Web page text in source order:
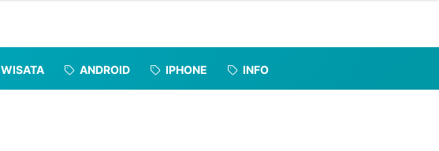
WISATA ANDROID IPHONE INFO